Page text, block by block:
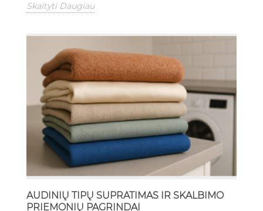
Skaityti Daugiau
AUDINIŲ TIPŲ SUPRATIMAS IR SKALBIMO
PRIEMONIŲ PAGRINDAI